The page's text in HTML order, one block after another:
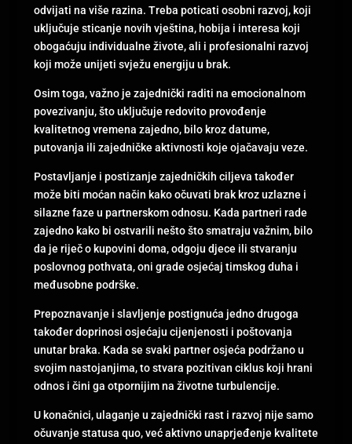
odvijati na više razina. Treba poticati osobni razvoj, koji
uključuje sticanje novih vještina, hobija i interesa koji
obogaćuju individualne živote, ali i profesionalni razvoj
koji može unijeti svježu energiju u brak.
Osim toga, važno je zajednički raditi na emocionalnom
povezivanju, što uključuje redovito provođenje
kvalitetnog vremena zajedno, bilo kroz datume,
putovanja ili zajedničke aktivnosti koje ojačavaju veze.
Postavljanje i postizanje zajedničkih ciljeva također
može biti moćan način kako očuvati brak kroz uzlazne i
silazne faze u partnerskom odnosu. Kada partneri rade
zajedno kako bi ostvarili nešto što smatraju važnim, bilo
da je riječ o kupovini doma, odgoju djece ili stvaranju
poslovnog pothvata, oni grade osjećaj timskog duha i
međusobne podrške.
Prepoznavanje i slavljenje postignuća jedno drugoga
također doprinosi osjećaju cijenjenosti i poštovanja
unutar braka. Kada se svaki partner osjeća podržano u
svojim nastojanjima, to stvara pozitivan ciklus koji hrani
odnos i čini ga otpornijim na životne turbulencije.
U konačnici, ulaganje u zajednički rast i razvoj nije samo
očuvanje statusa quo, već aktivno unaprjeđenje kvalitete